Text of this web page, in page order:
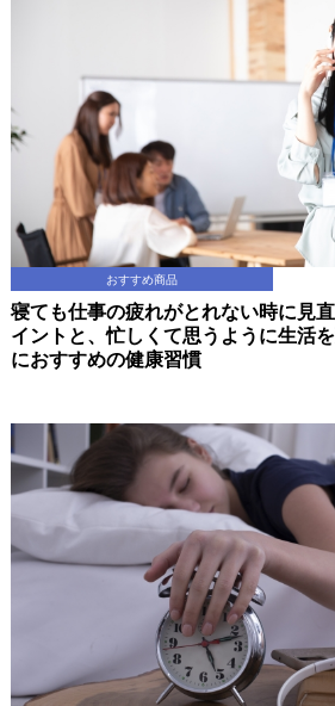
おすすめ商品
寝ても仕事の疲れがとれない時に見
イントと、忙しくて思うように生活
におすすめの健康習慣